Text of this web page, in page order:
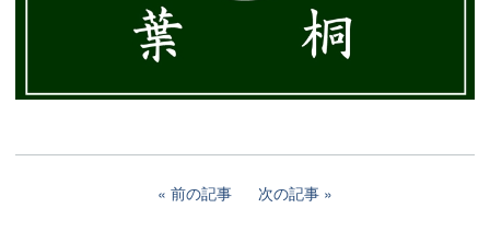
前の記事 次の記事